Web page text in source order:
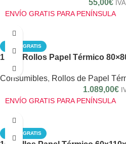
55,00€
ENVÍO GRATIS PARA PENÍNSULA
ENVÍO GRATIS
1.000 Rollos Papel Térmico
Consumibles, Rollos de Papel
1.089,00€
ENVÍO GRATIS PARA PENÍNSULA
ENVÍO GRATIS